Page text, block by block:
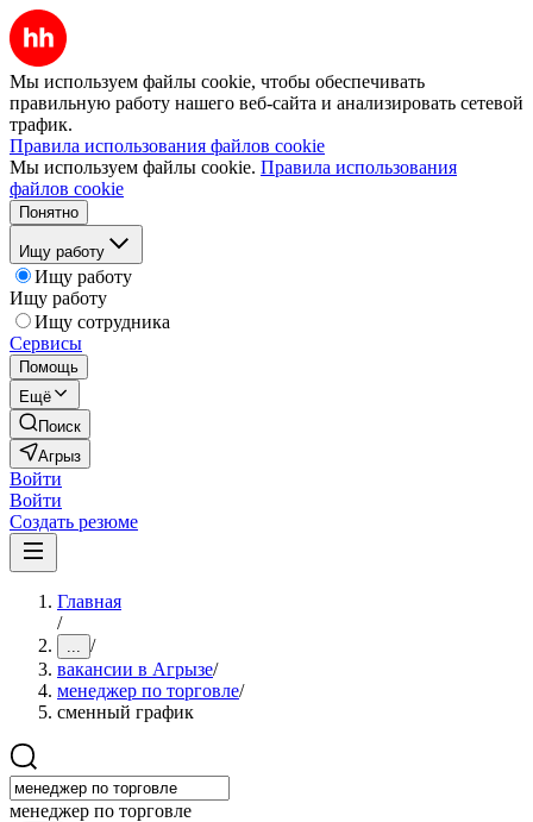
Мы используем файлы cookie, чтобы обеспечивать
правильную работу нашего веб-сайта и анализировать сетевой
трафик.
Правила использования файлов cookie
Мы используем файлы cookie. Правила использования
файлов cookie
Понятно
Ищу работу
Ищу работу
Ищу работу
Ищу сотрудника
Сервисы
Помощь
Ещё
Поиск
Агрыз
Войти
Войти
Создать резюме
Главная
/
... /
вакансии в Агрызе/
менеджер по торговле/
сменный график
менеджер по торговле